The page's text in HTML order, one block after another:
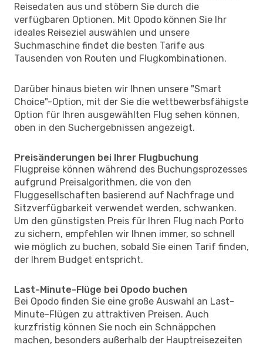
Reisedaten aus und stöbern Sie durch die
verfügbaren Optionen. Mit Opodo können Sie Ihr
ideales Reiseziel auswählen und unsere
Suchmaschine findet die besten Tarife aus
Tausenden von Routen und Flugkombinationen.
Darüber hinaus bieten wir Ihnen unsere "Smart
Choice"-Option, mit der Sie die wettbewerbsfähigste
Option für Ihren ausgewählten Flug sehen können,
oben in den Suchergebnissen angezeigt.
Preisänderungen bei Ihrer Flugbuchung
Flugpreise können während des Buchungsprozesses
aufgrund Preisalgorithmen, die von den
Fluggesellschaften basierend auf Nachfrage und
Sitzverfügbarkeit verwendet werden, schwanken.
Um den günstigsten Preis für Ihren Flug nach Porto
zu sichern, empfehlen wir Ihnen immer, so schnell
wie möglich zu buchen, sobald Sie einen Tarif finden,
der Ihrem Budget entspricht.
Last-Minute-Flüge bei Opodo buchen
Bei Opodo finden Sie eine große Auswahl an Last-
Minute-Flügen zu attraktiven Preisen. Auch
kurzfristig können Sie noch ein Schnäppchen
machen, besonders außerhalb der Hauptreisezeiten